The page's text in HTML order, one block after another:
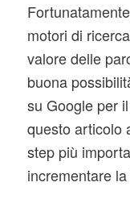
motori di
valore delle
buona
su Google per
questo articolo
step più
incrementare